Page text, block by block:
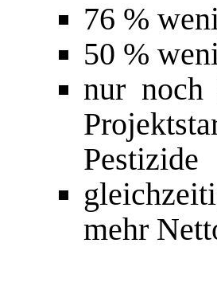
76 %
50 %
nur
Pestizide
mehr